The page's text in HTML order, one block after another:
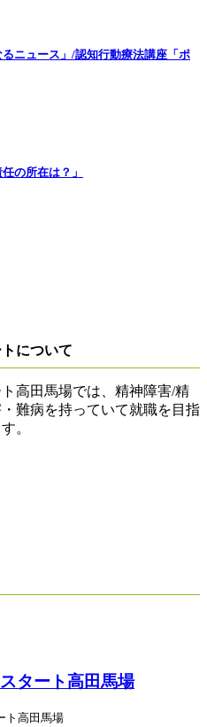
ニュース」/認知行動療法講座「ポ
の所在は？」
について
高田馬場では、精神障害/精
難病を持っていて就職を目指
。
ト高田馬場